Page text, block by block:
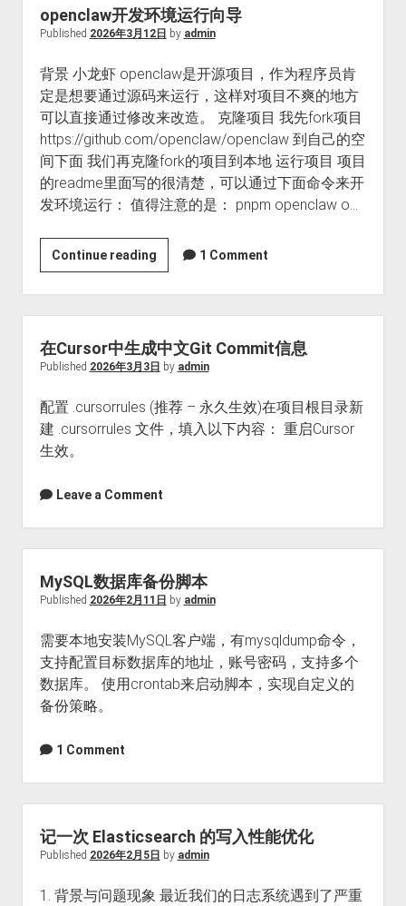
仓
库
openclaw开发环境运行向导
Published 2026年3月12日 by admin
背景 小龙虾 openclaw是开源项目，作为程序员肯
定是想要通过源码来运行，这样对项目不爽的地方
可以直接通过修改来改造。 克隆项目 我先fork项目
https://github.com/openclaw/openclaw 到自己的空
间下面 我们再克隆fork的项目到本地 运行项目 项目
的readme里面写的很清楚，可以通过下面命令来开
发环境运行： 值得注意的是： pnpm openclaw o…
Continue readingopenclaw
开
发
环
境
运
向
导
1 Comment
在Cursor中生成中文Git Commit信息
Published 2026年3月3日 by admin
配置 .cursorrules (推荐 – 永久生效)在项目根目录新
建 .cursorrules 文件，填入以下内容： 重启Cursor
生效。
Leave a Comment
MySQL数据库备份脚本
Published 2026年2月11日 by admin
需要本地安装MySQL客户端，有mysqldump命令，
支持配置目标数据库的地址，账号密码，支持多个
数据库。 使用crontab来启动脚本，实现自定义的
备份策略。
1 Comment
记一次 Elasticsearch 的写入性能优化
Published 2026年2月5日 by admin
1. 背景与问题现象 最近我们的日志系统遇到了严重